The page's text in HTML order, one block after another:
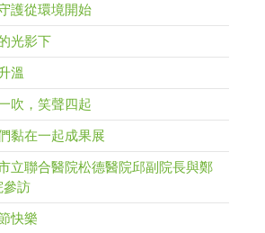
護從環境開始
光影下
溫
吹，笑聲四起
黏在一起成果展
立聯合醫院松德醫院邱副院長與鄭
參訪
快樂